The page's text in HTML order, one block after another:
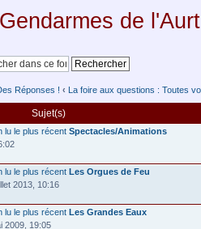
Gendarmes de
Réponses ! ‹ La foire aux questions : Toutes
Sujet(s)
Spectacles/Animations
Les Orgues de Feu
2013, 10:16
Les Grandes Eaux
2009, 19:05